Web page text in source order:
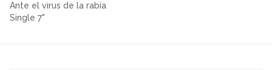
Ante el virus de la rabia
Single 7"